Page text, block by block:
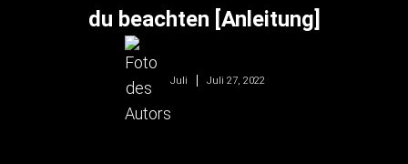
du beachten [Anleitung]
Juli Juli 27, 2022